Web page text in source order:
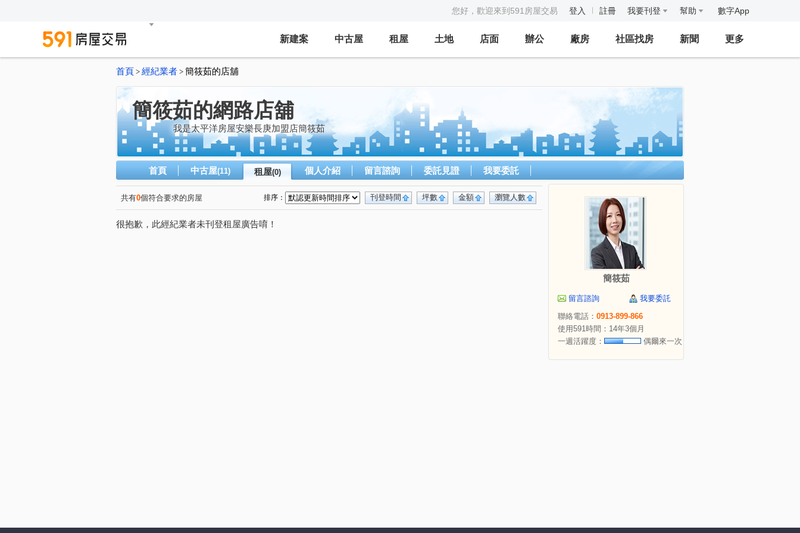
您好，歡迎來到591房屋交易 登入 註冊 我要刊登 幫助 數字App
新建案 中古屋 租屋 土地 店面 辦公 廠房 社區找房 新聞 更多
首頁 > 經紀業者 > 簡筱茹的店舖
簡筱茹的網路店舖
我是太平洋房屋安樂長庚加盟店簡筱茹
首頁 中古屋(11) 租屋(0) 個人介紹 留言諮詢 委託見證 我要委託
共有0個符合要求的房屋 瀏覽人數
金額
坪數
刊登時間
排序：
很抱歉，此經紀業者未刊登租屋廣告唷！
簡筱茹
留言諮詢
我要委託
聯絡電話： 0913-899-866
使用591時間：14年3個月
一週活躍度：
偶爾來一次